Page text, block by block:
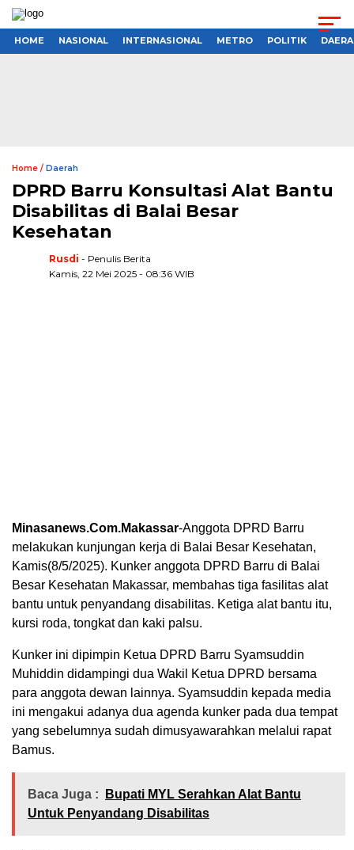
HOME NASIONAL INTERNASIONAL METRO POLITIK
Home / Daerah
DPRD Barru Konsultasi Alat Bantu
Disabilitas di Balai Besar
Kesehatan
Rusdi - Penulis Berita
Kamis, 22 Mei 2025 - 08:36 WIB
Minasanews.Com.Makassar-Anggota DPRD Barru
melakukan kunjungan kerja di Balai Besar Kesehatan,
Kamis(8/5/2025). Kunker anggota DPRD Barru di Balai
Besar Kesehatan Makassar, membahas tiga fasilitas alat
bantu untuk penyandang disabilitas. Ketiga alat bantu itu,
kursi roda, tongkat dan kaki palsu.
Kunker ini dipimpin Ketua DPRD Barru Syamsuddin
Muhiddin didampingi dua Wakil Ketua DPRD bersama
para anggota dewan lainnya. Syamsuddin kepada media
ini mengakui adanya dua agenda kunker pada dua tempat
yang sebelumnya sudah dimusyawarahkan melalui rapat
Bamus.
Baca Juga :
Bupati MYL Serahkan Alat Bantu
Untuk Penyandang Disabilitas